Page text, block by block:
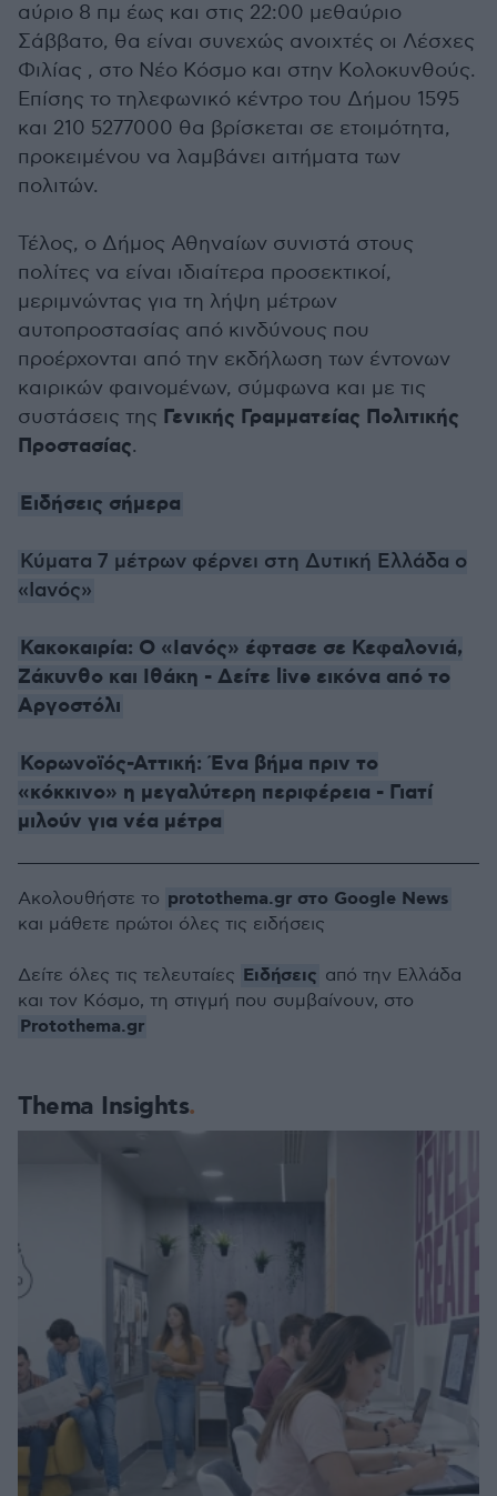
αύριο 8 πμ έως και στις 22:00 μεθαύριο
Σάββατο, θα είναι συνεχώς ανοιχτές οι Λέσχες
Φιλίας , στο Νέο Κόσμο και στην Κολοκυνθούς.
Επίσης το τηλεφωνικό κέντρο του Δήμου 1595
και 210 5277000 θα βρίσκεται σε ετοιμότητα,
προκειμένου να λαμβάνει αιτήματα των
πολιτών.
Τέλος, ο Δήμος Αθηναίων συνιστά στους
πολίτες να είναι ιδιαίτερα προσεκτικοί,
μεριμνώντας για τη λήψη μέτρων
αυτοπροστασίας από κινδύνους που
προέρχονται από την εκδήλωση των έντονων
καιρικών φαινομένων, σύμφωνα και με τις
συστάσεις της Γενικής Γραμματείας Πολιτικής
Προστασίας.
Ειδήσεις σήμερα
Κύματα 7 μέτρων φέρνει στη Δυτική Ελλάδα ο
«Ιανός»
Κακοκαιρία: Ο «Ιανός» έφτασε σε Κεφαλονιά,
Ζάκυνθο και Ιθάκη - Δείτε live εικόνα από το
Αργοστόλι
Κορωνοϊός-Αττική: Ένα βήμα πριν το
«κόκκινο» η μεγαλύτερη περιφέρεια - Γιατί
μιλούν για νέα μέτρα
Thema Insights
Ακολουθήστε το protothema.gr στο Google News
και μάθετε πρώτοι όλες τις ειδήσεις
Δείτε όλες τις τελευταίες Ειδήσεις από την Ελλάδα
και τον Κόσμο, τη στιγμή που συμβαίνουν, στο
Protothema.gr